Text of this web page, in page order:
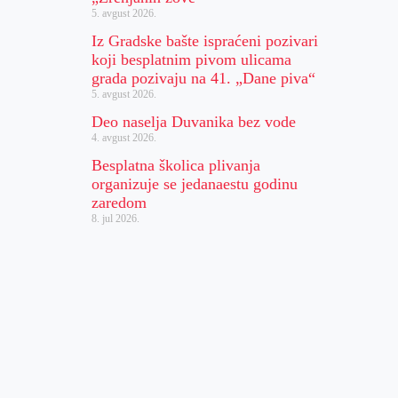
5. avgust 2026.
Iz Gradske bašte ispraćeni pozivari
koji besplatnim pivom ulicama
grada pozivaju na 41. „Dane piva“
5. avgust 2026.
Deo naselja Duvanika bez vode
4. avgust 2026.
Besplatna školica plivanja
organizuje se jedanaestu godinu
zaredom
8. jul 2026.